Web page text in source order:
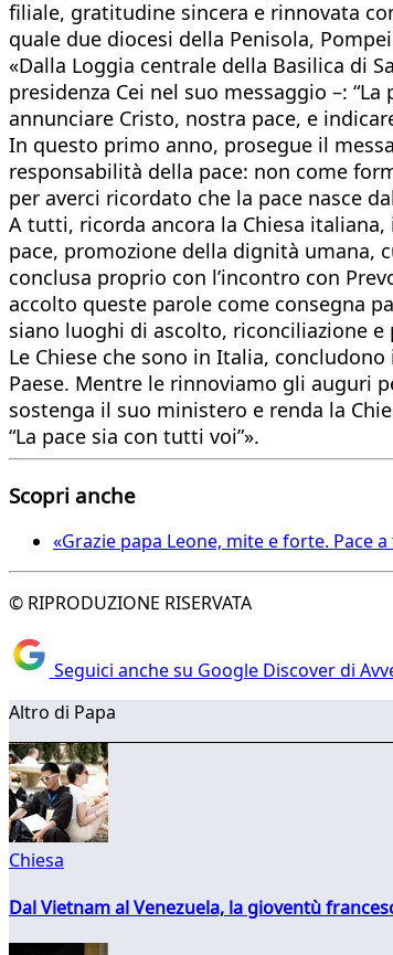
filiale, gratitudine sincera e rinnovata
quale due diocesi della Penisola,
«Dalla Loggia centrale della Basilica di
presidenza Cei nel suo messaggio –:
annunciare Cristo, nostra pace, e
In questo primo anno, prosegue il
responsabilità della pace: non come
per averci ricordato che la pace nasce
A tutti, ricorda ancora la Chiesa
pace, promozione della dignità umana,
conclusa proprio con l’incontro con
accolto queste parole come consegna
siano luoghi di ascolto, riconciliazione e
Le Chiese che sono in Italia,
Paese. Mentre le rinnoviamo gli auguri
sostenga il suo ministero e renda la
“La pace sia con tutti voi”».
Scopri anche
«Grazie papa Leone, mite e forte. Pace a
© RIPRODUZIONE RISERVATA
Seguici anche su Google Discover di
Altro di Papa
Chiesa
Dal Vietnam al Venezuela, la gioventù